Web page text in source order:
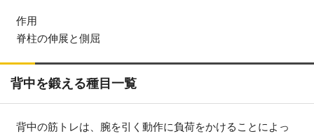
作用
脊柱の伸展と側屈
背中を鍛える種目一覧
背中の筋トレは、腕を引く動作に負荷をかけることによっ